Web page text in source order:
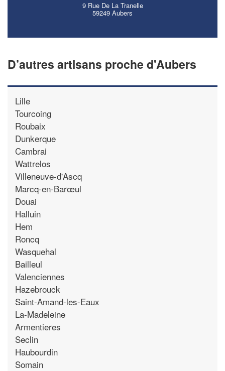
9 Rue De La Tranelle
59249 Aubers
D’autres artisans proche d'Aubers
Lille
Tourcoing
Roubaix
Dunkerque
Cambrai
Wattrelos
Villeneuve-d'Ascq
Marcq-en-Barœul
Douai
Halluin
Hem
Roncq
Wasquehal
Bailleul
Valenciennes
Hazebrouck
Saint-Amand-les-Eaux
La-Madeleine
Armentieres
Seclin
Haubourdin
Somain